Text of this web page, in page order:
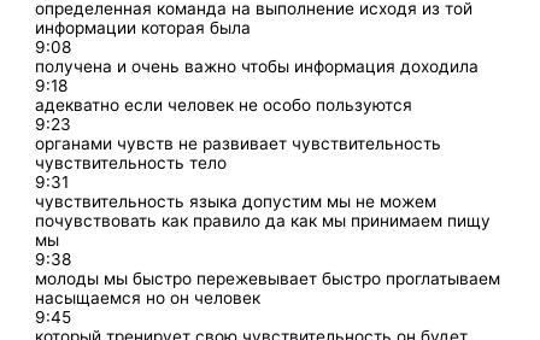
определенная команда на выполнение исходя из той
информации которая была
9:08
получена и очень важно чтобы информация доходила
9:18
адекватно если человек не особо пользуются
9:23
органами чувств не развивает чувствительность
чувствительность тело
9:31
чувствительность языка допустим мы не можем
почувствовать как правило да как мы принимаем пищу
мы
9:38
молоды мы быстро пережевывает быстро проглатываем
насыщаемся но он человек
9:45